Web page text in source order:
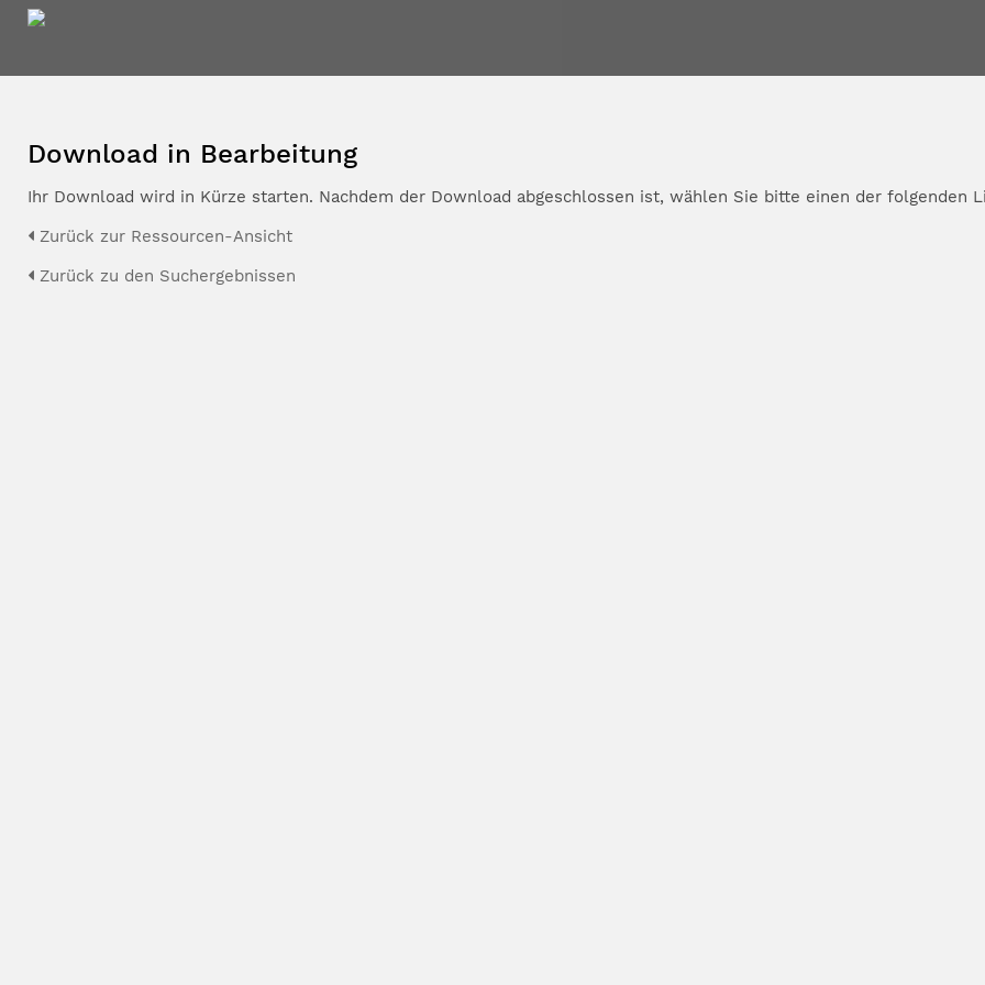
Download in Bearbeitung
Ihr Download wird in Kürze starten. Nachdem der Download abgeschlossen ist, wählen Sie bitte einen der folgenden
Zurück zur Ressourcen-Ansicht
Zurück zu den Suchergebnissen